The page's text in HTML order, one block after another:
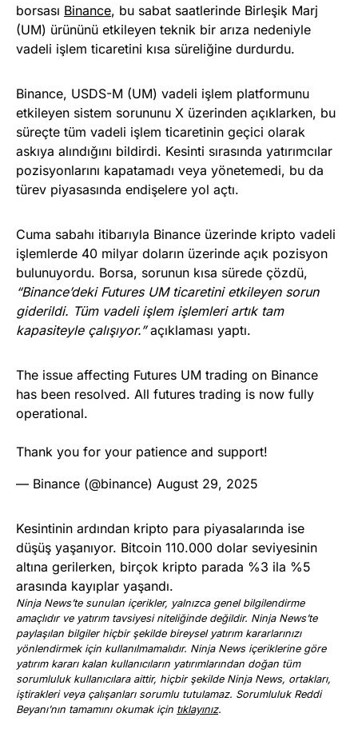
borsası Binance, bu sabat saatlerinde Birleşik Marj
(UM) ürününü etkileyen teknik bir arıza nedeniyle
vadeli işlem ticaretini kısa süreliğine durdurdu.
Binance, USDS-M (UM) vadeli işlem platformunu
etkileyen sistem sorununu X üzerinden açıklarken, bu
süreçte tüm vadeli işlem ticaretinin geçici olarak
askıya alındığını bildirdi. Kesinti sırasında yatırımcılar
pozisyonlarını kapatamadı veya yönetemedi, bu da
türev piyasasında endişelere yol açtı.
Cuma sabahı itibarıyla Binance üzerinde kripto vadeli
işlemlerde 40 milyar doların üzerinde açık pozisyon
bulunuyordu. Borsa, sorunun kısa sürede çözdü,
“Binance’deki Futures UM ticaretini etkileyen sorun
giderildi. Tüm vadeli işlem işlemleri artık tam
kapasiteyle çalışıyor.”açıklaması yaptı.
The issue affecting Futures UM trading on Binance
has been resolved. All futures trading is now fully
operational.
Thank you for your patience and support!
— Binance (@binance) August 29, 2025
Kesintinin ardından kripto para piyasalarında ise
düşüş yaşanıyor. Bitcoin 110.000 dolar seviyesinin
altına gerilerken, birçok kripto parada %3 ila %5
arasında kayıplar yaşandı.
Ninja News’te sunulan içerikler, yalnızca genel bilgilendirme
amaçlıdır ve yatırım tavsiyesi niteliğinde değildir. Ninja News’te
paylaşılan bilgiler hiçbir şekilde bireysel yatırım kararlarınızı
yönlendirmek için kullanılmamalıdır. Ninja News içeriklerine göre
yatırım kararı kalan kullanıcıların yatırımlarından doğan tüm
sorumluluk kullanıcılara aittir, hiçbir şekilde Ninja News, ortakları,
iştirakleri veya çalışanları sorumlu tutulamaz. Sorumluluk Reddi
Beyanı’nın tamamını okumak için tıklayınız.